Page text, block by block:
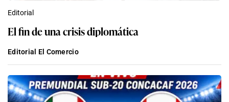
Editorial
El fin de una crisis diplomática
Editorial El Comercio